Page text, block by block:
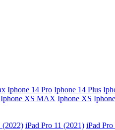
Iphone 14 Pro Iphone 14 Plus
Iphone XS MAX Iphone XS
(2022) iPad Pro 11 (2021) iPad